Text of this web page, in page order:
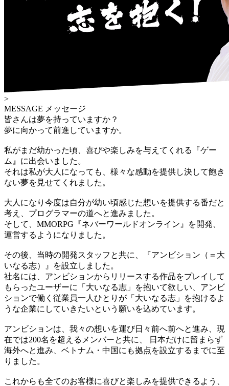
>
MESSAGE メッセージ
皆さんは夢を持っていますか？
夢に向かって前進していますか。
私がまだ幼かった頃、喜びや楽しみを与えてくれる『ゲー
ム』に出会いました。
それは私が大人になっても、様々な感動を提供し決して飽き
ない夢を見せてくれました。
大人になり今度は自分が幼い頃感じた想いを提供する番だと
考え、プログラマーの道へと進みました。
そして、MMORPG『ネバーワールドオンライン』を開発、
運営するようになりました。
その後、当時の開発スタッフと共に、『アンビション（＝大
いなる志）』を設立しました。
社名には、アンビションからリリースする作品をプレイして
もらったユーザーに「大いなる志」を抱いて欲しい、アンビ
ションで働く従業員一人ひとりが「大いなる志」を抱けるよ
うな企業にしていきたいという願いを込めています。
アンビションは、我々の想いを運び日々前へ前へと進み、現
在では200名を超えるメンバーと共に、 日本だけに留まらず
海外へと進み、ベトナム・中国にも拠点を設立するまでに至
りました。
これからも全てのお客様に喜びと楽しみを提供できるよう、